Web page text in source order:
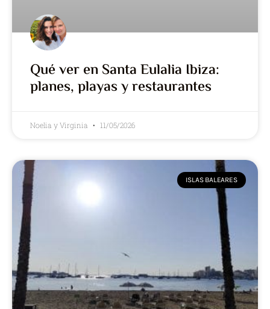
Qué ver en Santa Eulalia Ibiza:
planes, playas y restaurantes
Noelia y Virginia 11/05/2026
ISLAS BALEARES